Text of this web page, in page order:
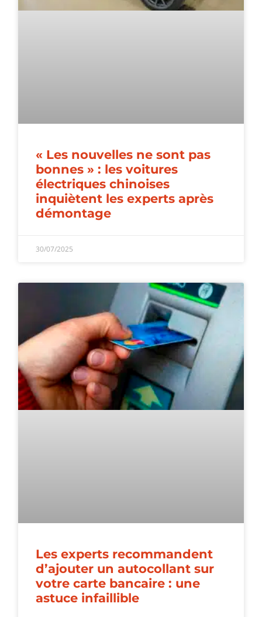
« Les nouvelles ne sont pas
bonnes » : les voitures
électriques chinoises
inquiètent les experts après
démontage
30/07/2025
Les experts recommandent
d’ajouter un autocollant sur
votre carte bancaire : une
astuce infaillible